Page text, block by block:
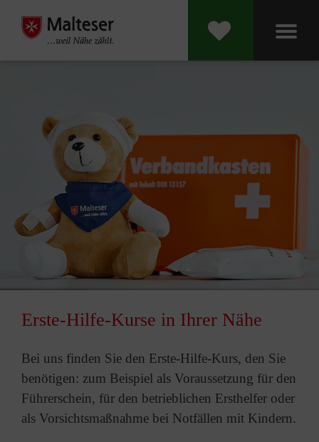
Erste-Hilfe-Kurse in Ihrer Nähe
Bei uns finden Sie den Erste-Hilfe-Kurs, den Sie
benötigen: zum Beispiel als Voraussetzung für den
Führerschein, für den betrieblichen Ersthelfer oder
als Vorsichtsmaßnahme bei Notfällen mit Kindern.